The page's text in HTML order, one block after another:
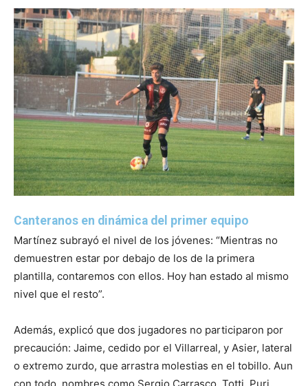
Canteranos en dinámica del primer equipo
Martínez subrayó el nivel de los jóvenes: “Mientras no
demuestren estar por debajo de los de la primera
plantilla, contaremos con ellos. Hoy han estado al mismo
nivel que el resto”.
Además, explicó que dos jugadores no participaron por
precaución: Jaime, cedido por el Villarreal, y Asier, lateral
o extremo zurdo, que arrastra molestias en el tobillo. Aun